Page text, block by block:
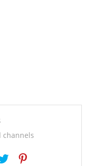
channels